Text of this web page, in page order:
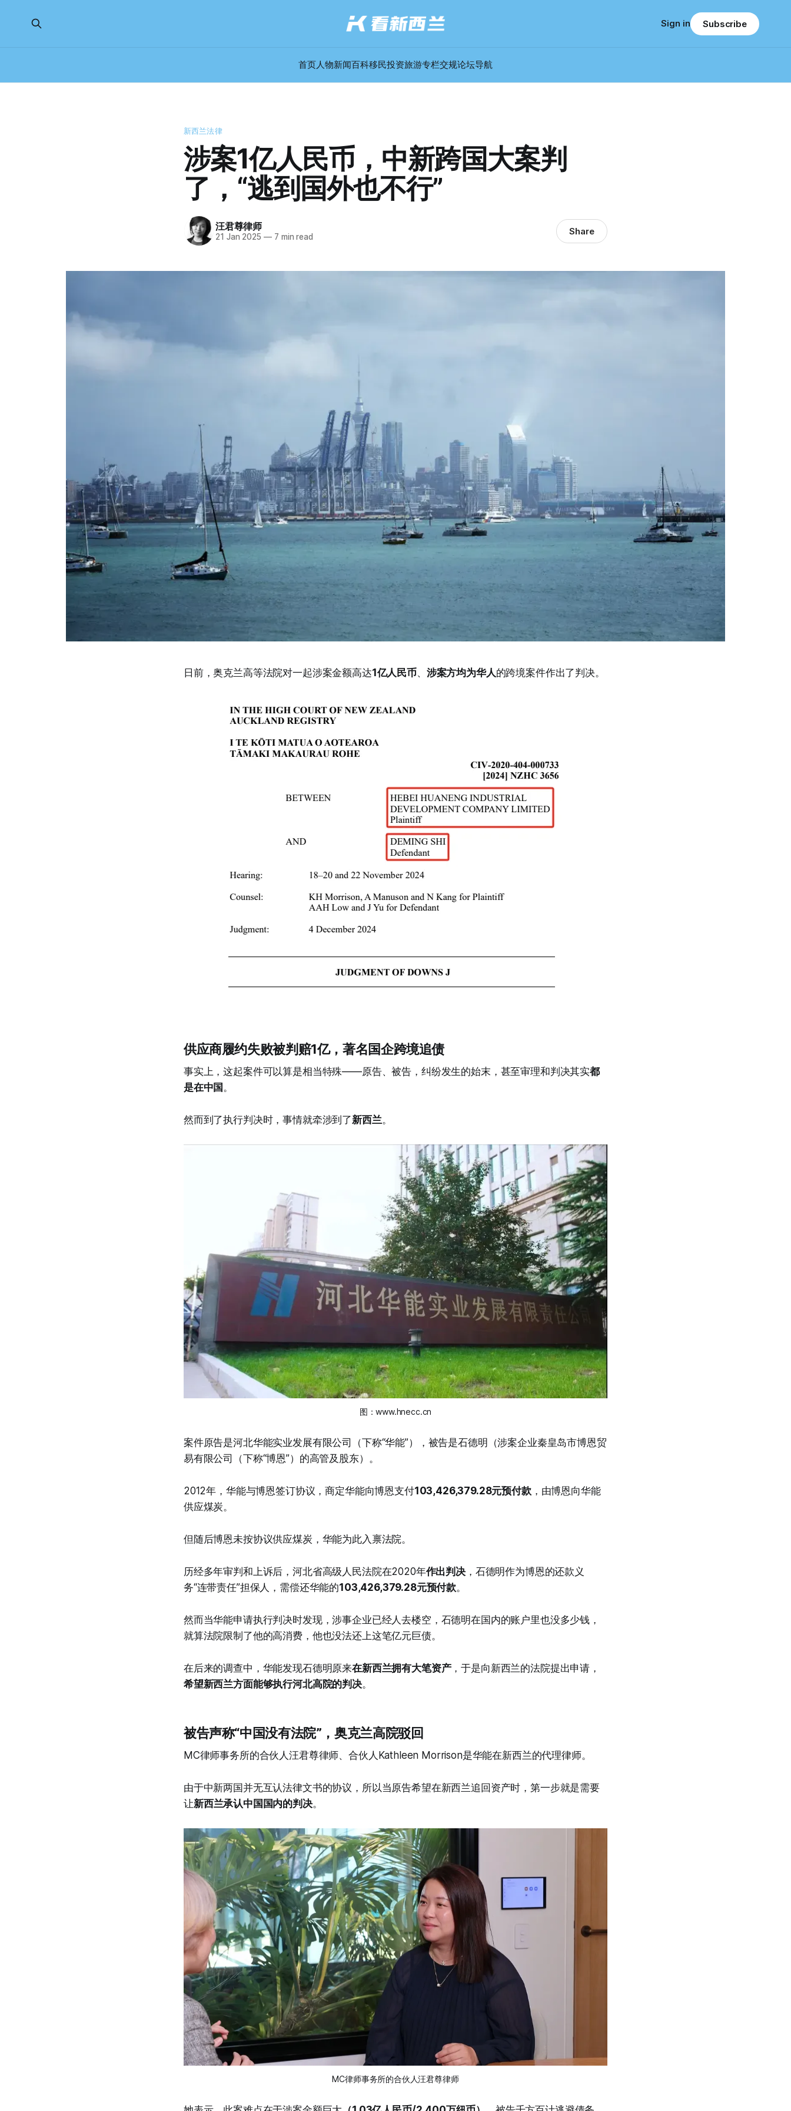
首页人物新闻百科移民投资旅游专栏交规论坛导航
Sign in Subscribe
新西兰法律
涉案1亿人民币，中新跨国大案判
了，“逃到国外也不行”
汪君尊律师
21 Jan 2025 —7 min read Share
日前，奥克兰高等法院对一起涉案金额高达1亿人民币、 涉案方均为华人的跨境案件作出了判决。
供应商履约失败被判赔1亿，著名国企跨境追债
事实上，这起案件可以算是相当特殊——原告、被告，纠纷发生的始末，甚至审理和判决其实都
是在中国 。
然而到了执行判决时，事情就牵涉到了新西兰。
图：www.hnecc.cn
案件原告是河北华能实业发展有限公司（下称“华能”），被告是石德明（涉案企业秦皇岛市博恩贸
易有限公司（下称“博恩”）的高管及股东）。
2012年，华能与博恩签订协议，商定华能向博恩支付103,426,379.28元预付款，由博恩向华能
供应煤炭。
但随后博恩未按协议供应煤炭，华能为此入禀法院。
历经多年审判和上诉后，河北省高级人民法院在2020年作出判决，石德明作为博恩的还款义
务“连带责任”担保人，需偿还华能的103,426,379.28元预付款。
然而当华能申请执行判决时发现，涉事企业已经人去楼空，石德明在国内的账户里也没多少钱，
就算法院限制了他的高消费，他也没法还上这笔亿元巨债。
在后来的调查中，华能发现石德明原来在新西兰拥有大笔资产，于是向新西兰的法院提出申请，
希望新西兰方面能够执行河北高院的判决。
被告声称“中国没有法院”，奥克兰高院驳回
MC律师事务所的合伙人汪君尊律师、合伙人Kathleen Morrison是华能在新西兰的代理律师。
由于中新两国并无互认法律文书的协议，所以当原告希望在新西兰追回资产时，第一步就是需要
让新西兰承认中国国内的判决。
MC律师事务所的合伙人汪君尊律师